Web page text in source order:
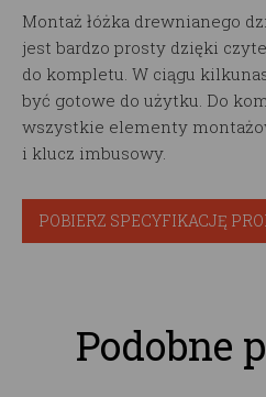
Montaż łóżka drewnianego
jest bardzo prosty dzięki
do kompletu. W ciągu
być gotowe do użytku. Do
wszystkie elementy
i klucz imbusowy.
POBIERZ SPECYFIKACJĘ
Podobne